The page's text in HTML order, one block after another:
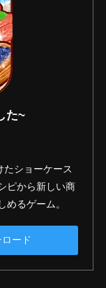
た~
ショーケース
ピから新しい商
るゲーム。
ード